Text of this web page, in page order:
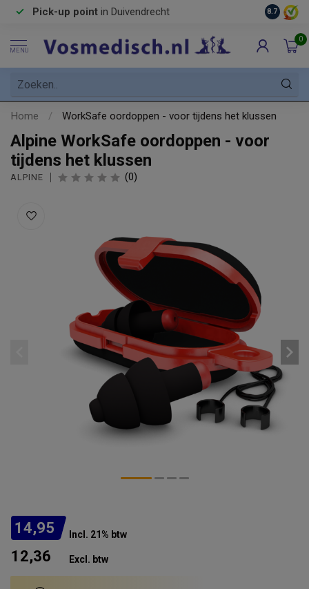
Pick-up point in Duivendrecht 8.7
MENU
0
Home / WorkSafe oordoppen - voor tijdens het klussen
Alpine WorkSafe oordoppen - voor
tijdens het klussen
ALPINE (0)
14,95 Incl. 21% btw
12,36 Excl. btw